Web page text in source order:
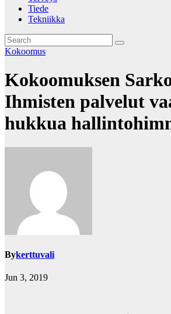
Tiede
Tekniikka
Kokoomus
Kokoomuksen
Ihmisten palvelut
hukkua
Bykerttuvali
Jun 3, 2019